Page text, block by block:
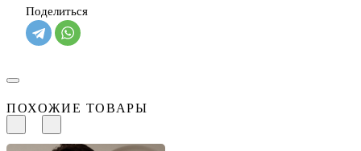
Поделиться
ПОХОЖИЕ ТОВАРЫ